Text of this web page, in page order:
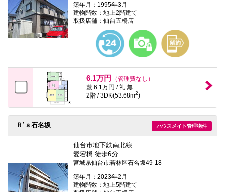
築年月：1995年3月
建物階数：地上2階建て
取扱店舗：仙台五橋店
6.1万円
（管理費なし）
敷 6.1万円 / 礼 無
2階 / 3DK(53.68m2)
ハウスメイト管理物件
Ｒ’ｓ石名坂
仙台市地下鉄南北線
愛宕橋 徒歩6分
宮城県仙台市若林区石名坂49-18
築年月：2023年2月
建物階数：地上5階建て